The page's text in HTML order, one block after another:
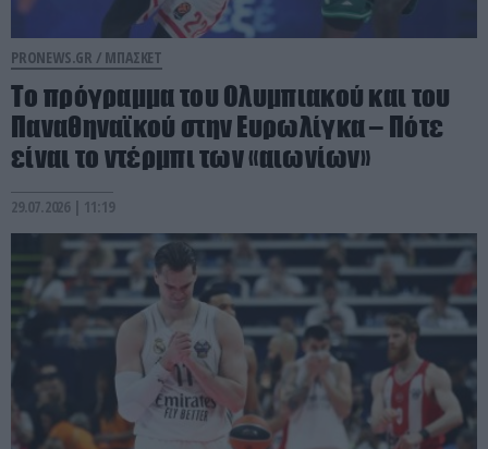
PRONEWS.GR / ΜΠΑΣΚΕΤ
Το πρόγραμμα του Ολυμπιακού και του
Παναθηναϊκού στην Ευρωλίγκα – Πότε
είναι το ντέρμπι των «αιωνίων»
29.07.2026 | 11:19